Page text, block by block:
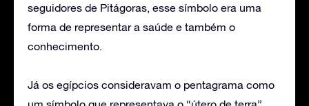
seguidores de Pitágoras, esse símbolo era uma
forma de representar a saúde e também o
conhecimento.
Já os egípcios consideravam o pentagrama como